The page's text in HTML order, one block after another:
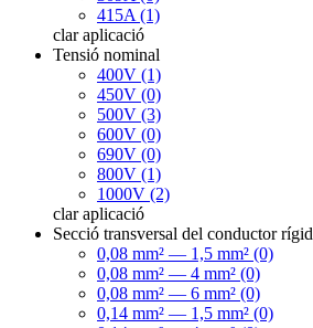
415A (1)
clar aplicació
Tensió nominal
400V (1)
450V (0)
500V (3)
600V (0)
690V (0)
800V (1)
1000V (2)
clar aplicació
Secció transversal del conductor rígid
0,08 mm² — 1,5 mm² (0)
0,08 mm² — 4 mm² (0)
0,08 mm² — 6 mm² (0)
0,14 mm² — 1,5 mm² (0)